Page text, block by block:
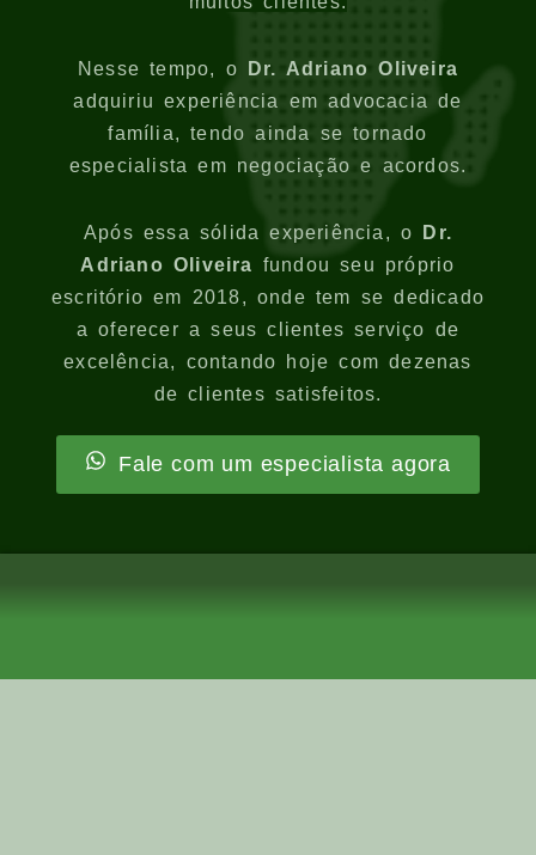
Nesse tempo, o
Dr. Adriano Oliveira
adquiriu experiência em advocacia de
família, tendo ainda se tornado
especialista em negociação e acordos.
Após essa sólida experiência, o
Dr.
Adriano Oliveira fundou seu próprio
escritório em 2018, onde tem se dedicado
a oferecer a seus clientes serviço de
excelência, contando hoje com dezenas
de clientes satisfeitos.
Fale com um especialista agora